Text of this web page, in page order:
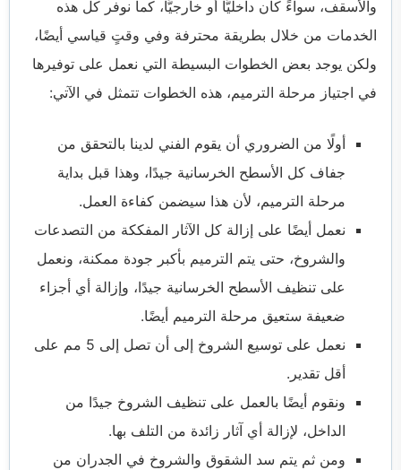
والأسقف، سواءً كان داخليًّا أو خارجيًّا، كما نوفر كل هذه
الخدمات من خلال بطريقة محترفة وفي وقتٍ قياسي أيضًا،
ولكن يوجد بعض الخطوات البسيطة التي نعمل على توفيرها
في اجتياز مرحلة الترميم، هذه الخطوات تتمثل في الآتي:
أولًا من الضروري أن يقوم الفني لدينا بالتحقق من
جفاف كل الأسطح الخرسانية جيدًا، وهذا قبل بداية
مرحلة الترميم، لأن هذا سيضمن كفاءة العمل.
نعمل أيضًا على إزالة كل الآثار المفككة من التصدعات
والشروخ، حتى يتم الترميم بأكبر جودة ممكنة، ونعمل
على تنظيف الأسطح الخرسانية جيدًا، وإزالة أي أجزاء
ضعيفة ستعيق مرحلة الترميم أيضًا.
نعمل على توسيع الشروخ إلى أن تصل إلى 5 مم على
أقل تقدير.
ونقوم أيضًا بالعمل على تنظيف الشروخ جيدًا من
الداخل، لإزالة أي آثار زائدة من التلف بها.
ومن ثم يتم سد الشقوق والشروخ في الجدران من